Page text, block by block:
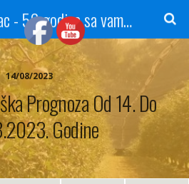
Radio Gradačac - 56 godina sa vama...
14/08/2023
Prognoza Od 14. Do
Godine